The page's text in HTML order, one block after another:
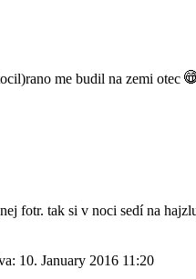
me budil na zemi otec
fotr. tak si v noci sedí na
10. January 2016 11:20